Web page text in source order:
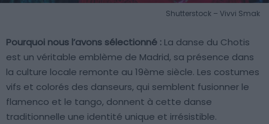
Shutterstock – Vivvi Smak
Pourquoi nous l’avons sélectionné : La danse du Chotis
est un véritable emblème de Madrid, sa présence dans
la culture locale remonte au 19ème siècle. Les costumes
vifs et colorés des danseurs, qui semblent fusionner le
flamenco et le tango, donnent à cette danse
traditionnelle une identité unique et irrésistible.